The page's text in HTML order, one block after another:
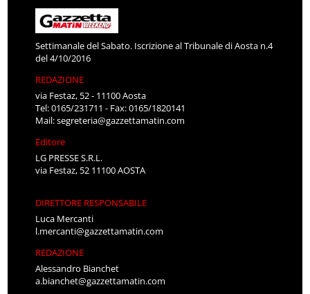
Settimanale del Sabato. Iscrizione al Tribunale di Aosta n.4
del 4/10/2016
REDAZIONE
via Festaz, 52 - 11100 Aosta
Tel: 0165/231711 - Fax: 0165/1820141
Mail:segreteria@gazzettamatin.com
Editore
LG PRESSE S.R.L.
via Festaz, 52 11100 AOSTA
DIRETTORE RESPONSABILE
Luca Mercanti
l.mercanti@gazzettamatin.com
REDAZIONE
Alessandro Bianchet
a.bianchet@gazzettamatin.com